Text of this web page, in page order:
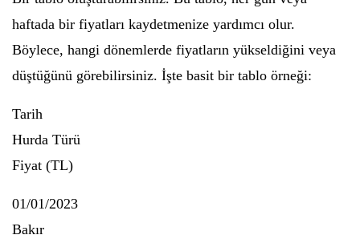
haftada bir fiyatları kaydetmenize yardımcı olur.
Böylece, hangi dönemlerde fiyatların yükseldiğini veya
düştüğünü görebilirsiniz. İşte basit bir tablo örneği:
Tarih
Hurda Türü
Fiyat (TL)
01/01/2023
Bakır